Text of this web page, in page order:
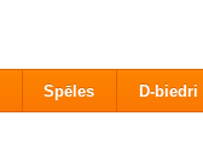
Spēles D-biedri